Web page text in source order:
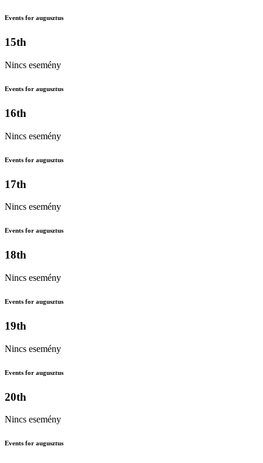
Events for augusztus
15th
Nincs esemény
Events for augusztus
16th
Nincs esemény
Events for augusztus
17th
Nincs esemény
Events for augusztus
18th
Nincs esemény
Events for augusztus
19th
Nincs esemény
Events for augusztus
20th
Nincs esemény
Events for augusztus